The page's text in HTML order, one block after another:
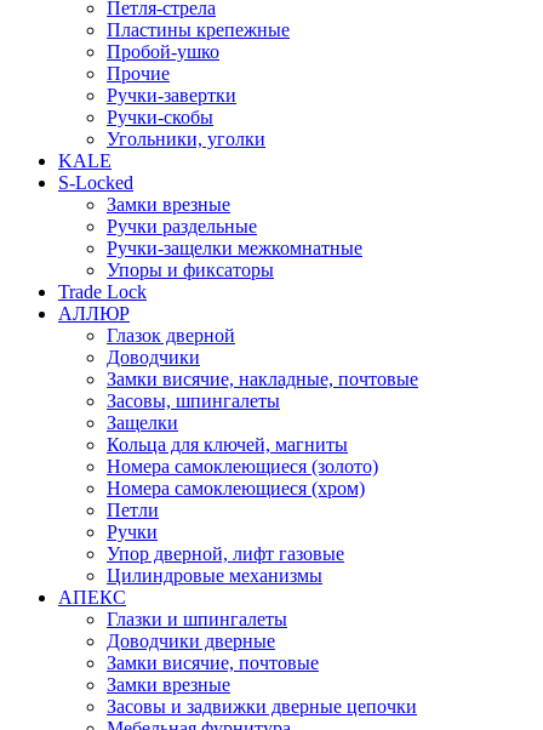
Петля-стрела
Пластины крепежные
Пробой-ушко
Прочие
Ручки-завертки
Ручки-скобы
Угольники, уголки
KALE
S-Locked
Замки врезные
Ручки раздельные
Ручки-защелки межкомнатные
Упоры и фиксаторы
Trade Lock
АЛЛЮР
Глазок дверной
Доводчики
Замки висячие, накладные, почтовые
Засовы, шпингалеты
Защелки
Кольца для ключей, магниты
Номера самоклеющиеся (золото)
Номера самоклеющиеся (хром)
Петли
Ручки
Упор дверной, лифт газовые
Цилиндровые механизмы
АПЕКС
Глазки и шпингалеты
Доводчики дверные
Замки висячие, почтовые
Замки врезные
Засовы и задвижки дверные цепочки